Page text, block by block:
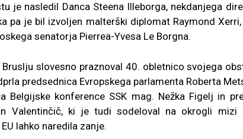
je nasledil Danca Steena Illeborga, nekdanjega
pa je bil izvoljen malterški diplomat Raymond
senatorja Pierrea-Yvesa Le Borgna.
Bruslju slovesno praznoval 40. obletnico svojega
predsednica Evropskega parlamenta Roberta
Belgijske konference SSK mag. Nežka Figelj in
Valentinčič, ki je tudi sodeloval na okrogli mizi
lahko naredila zanje.